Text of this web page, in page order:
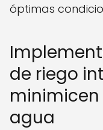
óptimas
de riego
agua